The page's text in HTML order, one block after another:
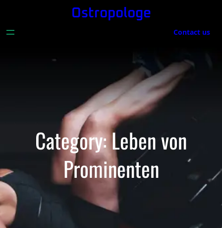
content
Ostropologe
Contact us
Category:Leben von
Prominenten